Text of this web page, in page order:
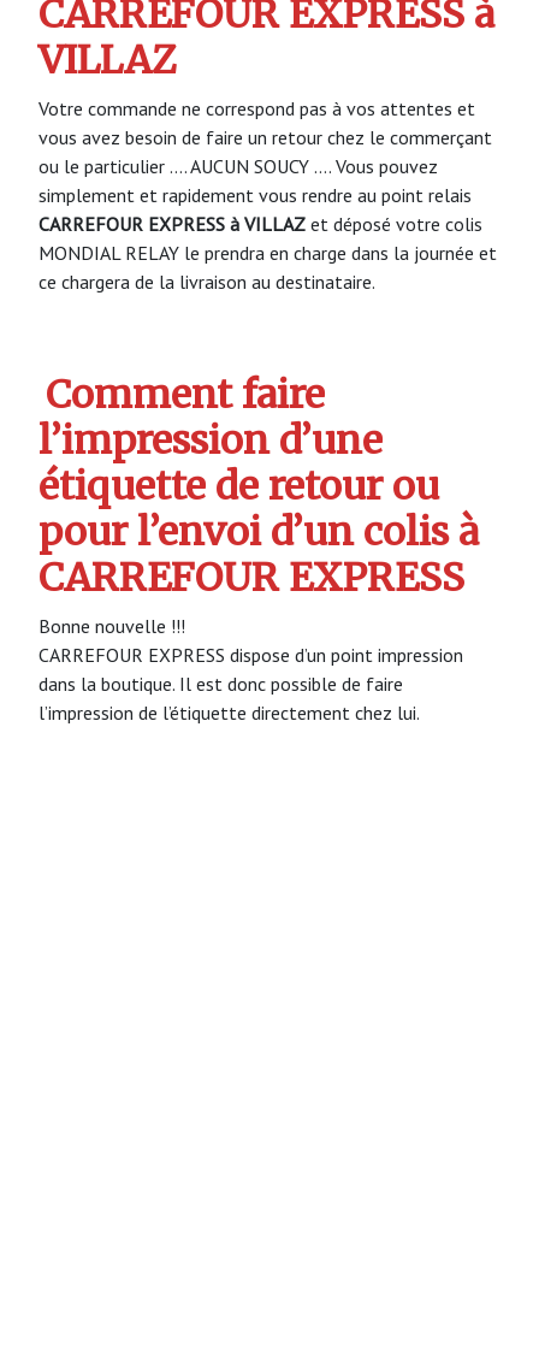
CARREFOUR EXPRESS à
VILLAZ
Votre commande ne correspond pas à vos attentes et
vous avez besoin de faire un retour chez le commerçant
ou le particulier …. AUCUN SOUCY …. Vous pouvez
simplement et rapidement vous rendre au point relais
CARREFOUR EXPRESS à VILLAZ et déposé votre colis
MONDIAL RELAY le prendra en charge dans la journée et
ce chargera de la livraison au destinataire.
Comment faire
l’impression d’une
étiquette de retour ou
pour l’envoi d’un colis à
CARREFOUR EXPRESS
Bonne nouvelle !!!
CARREFOUR EXPRESS dispose d’un point impression
dans la boutique. Il est donc possible de faire
l’impression de l’étiquette directement chez lui.